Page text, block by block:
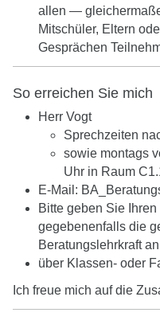
allen —
Mitschüler, Eltern
Gesprächen
So erreichen Sie mich
Herr Vogt
Sprechzeiten
sowie montags
Uhr in Raum
E-Mail:
Bitte geben Sie
gegebenenfalls die
Beratungslehrkraft
über Klassen- oder
Ich freue mich auf die